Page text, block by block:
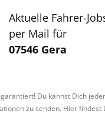
Aktuelle Fahrer-
per Mail für
07546 Gera
Du kannst Dich
zu senden. Hier findest